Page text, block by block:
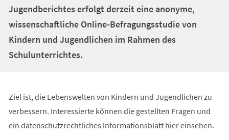
Jugendberichtes erfolgt derzeit eine anonyme,
wissenschaftliche Online-Befragungsstudie von
Kindern und Jugendlichen im Rahmen des
Schulunterrichtes.
Ziel ist, die Lebenswelten von Kindern und Jugendlichen zu
verbessern. Interessierte können die gestellten Fragen und
ein datenschutzrechtliches Informationsblatt hier einsehen.